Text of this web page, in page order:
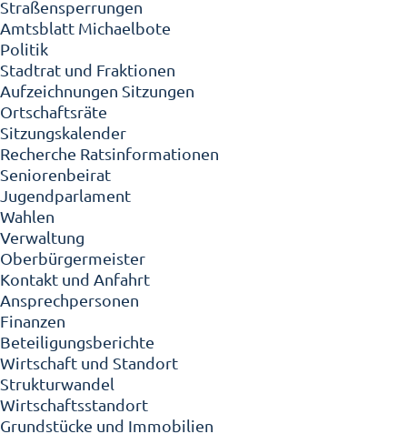
Straßensperrungen
Amtsblatt Michaelbote
Politik
Stadtrat und Fraktionen
Aufzeichnungen Sitzungen
Ortschaftsräte
Sitzungskalender
Recherche Ratsinformationen
Seniorenbeirat
Jugendparlament
Wahlen
Verwaltung
Oberbürgermeister
Kontakt und Anfahrt
Ansprechpersonen
Finanzen
Beteiligungsberichte
Wirtschaft und Standort
Strukturwandel
Wirtschaftsstandort
Grundstücke und Immobilien